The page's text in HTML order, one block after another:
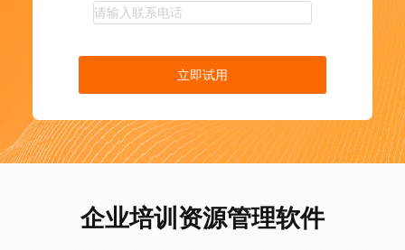
立即试用
企业培训资源管理软件